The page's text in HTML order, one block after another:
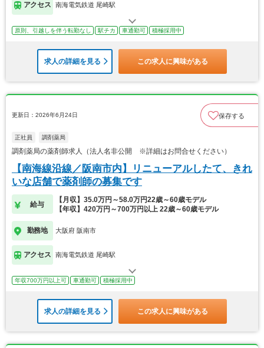
アクセス 南海電気鉄道 尾崎駅
原則、引越しを伴う転勤なし 駅チカ 車通勤可 積極採用中
求人の詳細を見る この求人に興味がある
更新日：2026年6月24日 保存する
正社員 調剤薬局
調剤薬局の薬剤師求人（法人名非公開 ※詳細はお問合せください）
【南海線沿線／阪南市内】リニューアルしたて、きれ
いな店舗で薬剤師の募集です
給与
【月収】35.0万円～58.0万円22歳～60歳モデル
【年収】420万円～700万円以上 22歳～60歳モデル
勤務地 大阪府 阪南市
アクセス 南海電気鉄道 尾崎駅
年収700万円以上可 車通勤可 積極採用中
求人の詳細を見る この求人に興味がある